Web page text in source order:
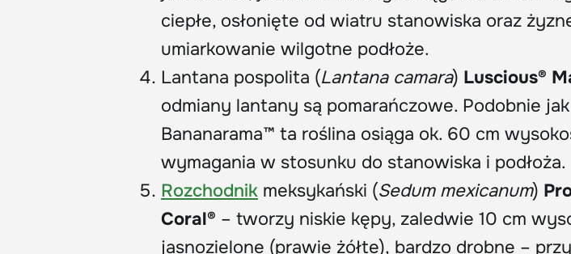
ciepłe, osłonięte od wiatru stanowiska oraz
umiarkowanie wilgotne podłoże.
Lantana pospolita (Lantana camara) Luscious®
odmiany lantany są pomarańczowe. Podobnie
Bananarama™ ta roślina osiąga ok. 60 cm
wymagania w stosunku do stanowiska i podłoża.
Rozchodnik meksykański (Sedum mexicanum)
Coral® – tworzy niskie kępy, zaledwie 10 cm
jasnozielone (prawie żółte), bardzo drobne –